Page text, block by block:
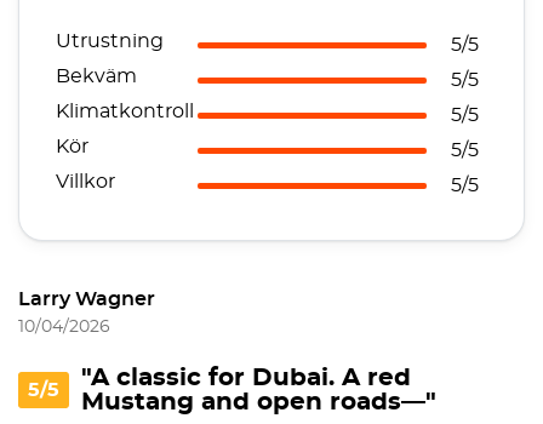
Utrustning
5/5
Bekväm
5/5
Klimatkontroll
5/5
Kör
5/5
Villkor
5/5
Larry Wagner
10/04/2026
5/5
"A classic for Dubai. A red
Mustang and open roads—"